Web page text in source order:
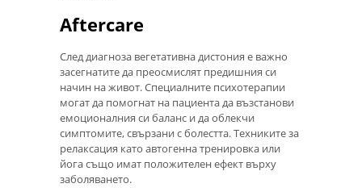
Aftercare
След диагноза вегетативна дистония е важно
засегнатите да преосмислят предишния си
начин на живот. Специалните психотерапии
могат да помогнат на пациента да възстанови
емоционалния си баланс и да облекчи
симптомите, свързани с болестта. Техниките за
релаксация като автогенна тренировка или
йога също имат положителен ефект върху
заболяването.